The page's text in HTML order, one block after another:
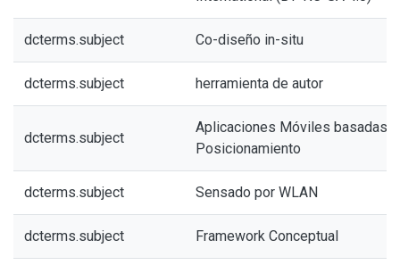
dcterms.subject Co-diseño in-situ
dcterms.subject herramienta de autor
dcterms.subject
Aplicaciones Móviles basadas
Posicionamiento
dcterms.subject Sensado por WLAN
dcterms.subject Framework Conceptual